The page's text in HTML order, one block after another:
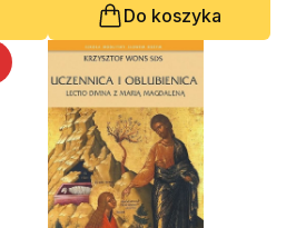
Do koszyka